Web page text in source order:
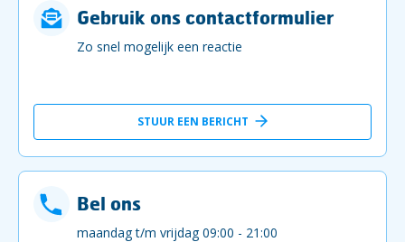
Gebruik ons contactformulier
Zo snel mogelijk een reactie
STUUR EEN BERICHT
Bel ons
maandag t/m vrijdag 09:00 - 21:00